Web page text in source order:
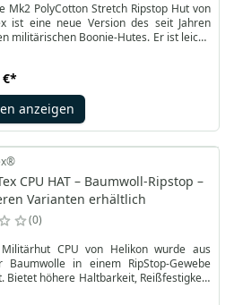
Mk2 PolyCotton Stretch Ripstop Hut von
ist eine neue Version des seit Jahren
militärischen Boonie-Hutes. Er ist leicht,
Materialschichten und des
Designs bietet der Hut hervorragende
€*
anzeigen
CPU HAT – Baumwoll-Ripstop –
Varianten erhältlich
0
Militärhut CPU von Helikon wurde aus
Baumwolle in einem RipStop-Gewebe
Bietet höhere Haltbarkeit, Reißfestigkeit.